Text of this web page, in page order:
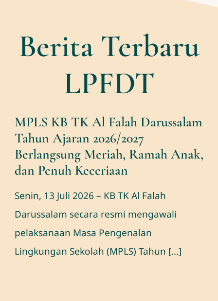
Berita Terbaru
LPFDT
MPLS KB TK Al Falah Darussalam
Tahun Ajaran 2026/2027
Berlangsung Meriah, Ramah Anak,
dan Penuh Keceriaan
Senin, 13 Juli 2026 – KB TK Al Falah
Darussalam secara resmi mengawali
pelaksanaan Masa Pengenalan
Lingkungan Sekolah (MPLS) Tahun [...]